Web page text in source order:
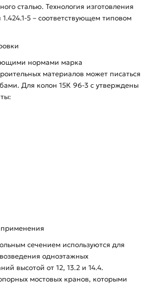
сталью. Технология изготовления
5 – соответствующем типовом
нормами марка
материалов может писаться
Для колон 15К 96-3 с утверждены
сечением используются для
одноэтажных
высотой от 12, 13.2 и 14.4.
мостовых кранов, которыми